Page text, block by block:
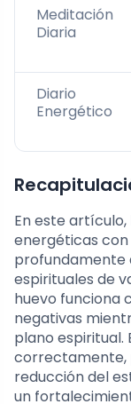
Meditación
Diaria
Diario
Energético
En este
energéticas
profundamente
espirituales de
huevo funciona
negativas
plano espiritual.
correctamente,
reducción del
un